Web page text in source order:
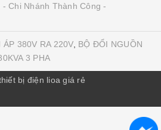
Chi Nhánh Thành Công -
ÁP 380V RA 220V, BỘ ĐỔI NGUỒN
3 PHA
bị điện lioa giá rẻ